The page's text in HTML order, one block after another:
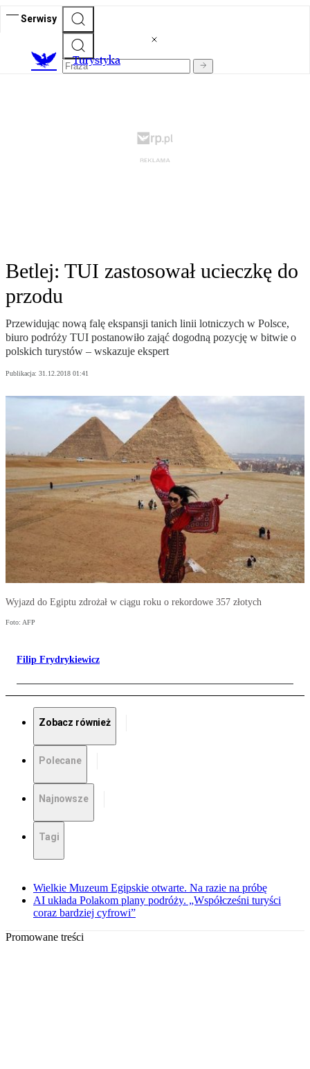
Serwisy
Turystyka
Betlej: TUI zastosował ucieczkę do
przodu
Przewidując nową falę ekspansji tanich linii lotniczych w Polsce,
biuro podróży TUI postanowiło zająć dogodną pozycję w bitwie o
polskich turystów – wskazuje ekspert
Publikacja: 31.12.2018 01:41
Wyjazd do Egiptu zdrożał w ciągu roku o rekordowe 357 złotych
Foto: AFP
Filip Frydrykiewicz
Zobacz również
Polecane
Najnowsze
Tagi
Wielkie Muzeum Egipskie otwarte. Na razie na próbę
AI układa Polakom plany podróży. „Współcześni turyści
coraz bardziej cyfrowi”
Promowane treści